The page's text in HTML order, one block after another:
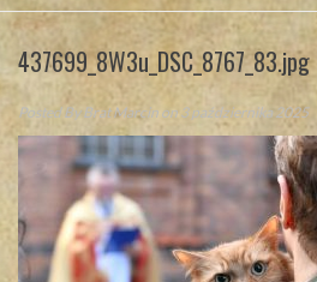
437699_8W3u_DSC_8767_83.jpg
Posted ByBrat Marcin on 3 października 2025